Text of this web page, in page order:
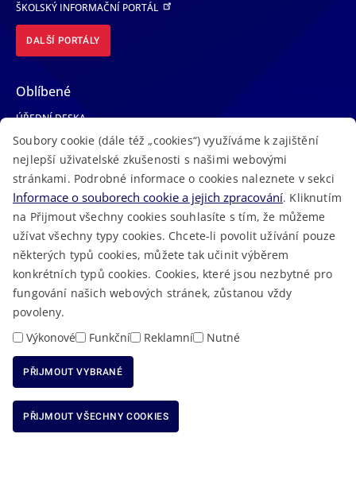
ŠKOLSKÝ INFORMAČNÍ PORTÁL
DALŠÍ PORTÁLY
Oblíbené
ÚŘEDNÍ DESKA
TELEFONNÍ SEZNAM
LÉKAŘSKÁ POHOTOVOST
VOLNÁ MÍSTA
AKTUALITY
2023 © Královéhradecký kraj • Vytvořeno vMacron Software
RSS • Mapa stránek •Cookies Prohlášení o přístupnosti
Soubory cookie (dále též „cookies“) využíváme k zajištění
nejlepší uživatelské zkušenosti s našimi webovými
stránkami. Podrobné informace o cookies naleznete v sekci
Informace o souborech cookie a jejich zpracování. Kliknutím
na Přijmout všechny cookies souhlasíte s tím, že můžeme
užívat všechny typy cookies. Chcete-li povolit užívání pouze
některých typů cookies, můžete tak učinit výběrem
konkrétních typů cookies. Cookies, které jsou nezbytné pro
fungování našich webových stránek, zůstanou vždy
povoleny.
Výkonové
Funkční Reklamní Nutné
PŘIJMOUT VYBRANÉ
PŘIJMOUT VŠECHNY COOKIES
ODMÍTNOUT VŠECHNY COOKIES